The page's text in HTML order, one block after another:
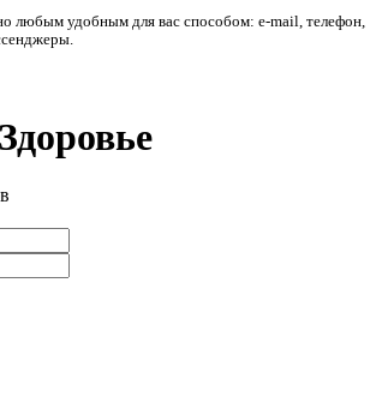
любым удобным для вас способом: e-mail, телефон,